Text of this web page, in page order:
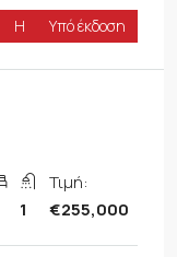
H Υπό έκδοση
1
Τιμή:
€255,000